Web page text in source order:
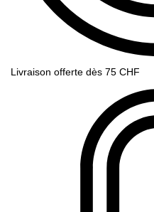
Livraison offerte dès 75 CHF